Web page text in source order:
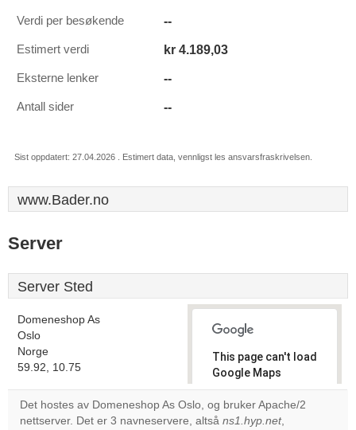
Verdi per besøkende --
Estimert verdi kr 4.189,03
Eksterne lenker --
Antall sider --
Sist oppdatert: 27.04.2026 . Estimert data, vennligst les ansvarsfraskrivelsen.
www.Bader.no
Server
Server Sted
Domeneshop As
Oslo
Norge
59.92, 10.75
This page can't load
Google Maps
correctly.
Do you
Det hostes av Domeneshop As Oslo, og bruker Apache/2
nettserver. Det er 3 navneservere, altså ns1.hyp.net,